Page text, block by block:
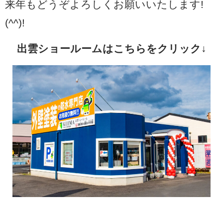
来年もどうぞよろしくお願いいたします!
(^^)!
出雲ショールームはこちらをクリック↓